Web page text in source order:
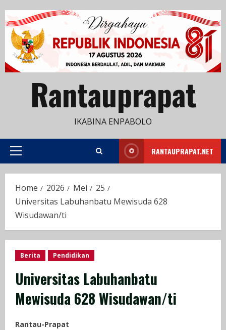
to
content
Rantauprapat
IKABINA ENPABOLO
Primary
RANTAUPRAPAT.NET
Home 2026 Mei
25
Universitas Labuhanbatu Mewisuda 628
Wisudawan/ti
Berita Pendidikan
Universitas Labuhanbatu
Mewisuda 628 Wisudawan/ti
Rantau-Prapat